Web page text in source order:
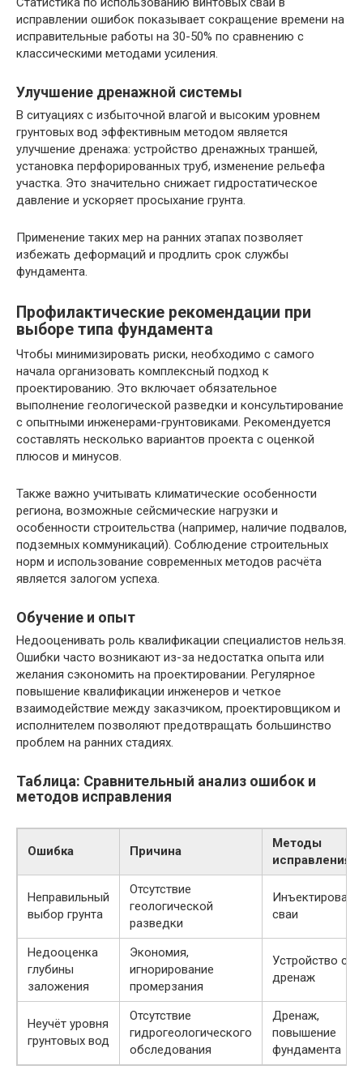
исправлении ошибок показывает сокращение времени на
исправительные работы на 30-50% по сравнению с
классическими методами усиления.
Улучшение дренажной системы
В ситуациях с избыточной влагой и высоким уровнем
грунтовых вод эффективным методом является
улучшение дренажа: устройство дренажных траншей,
установка перфорированных труб, изменение рельефа
участка. Это значительно снижает гидростатическое
давление и ускоряет просыхание грунта.
Применение таких мер на ранних этапах позволяет
избежать деформаций и продлить срок службы
фундамента.
Профилактические рекомендации при
выборе типа фундамента
Чтобы минимизировать риски, необходимо с самого
начала организовать комплексный подход к
проектированию. Это включает обязательное
выполнение геологической разведки и консультирование
с опытными инженерами-грунтовиками. Рекомендуется
составлять несколько вариантов проекта с оценкой
плюсов и минусов.
Также важно учитывать климатические особенности
региона, возможные сейсмические нагрузки и
особенности строительства (например, наличие подвалов,
подземных коммуникаций). Соблюдение строительных
норм и использование современных методов расчёта
является залогом успеха.
Обучение и опыт
Недооценивать роль квалификации специалистов нельзя.
Ошибки часто возникают из-за недостатка опыта или
желания сэкономить на проектировании. Регулярное
повышение квалификации инженеров и четкое
взаимодействие между заказчиком, проектировщиком и
исполнителем позволяют предотвращать большинство
проблем на ранних стадиях.
Таблица: Сравнительный анализ ошибок и
методов исправления
Ошибка Причина
Методы
исправления
Неправильный
выбор грунта
Отсутствие
геологической
разведки
сваи
Недооценка
глубины
заложения
Экономия,
игнорирование
промерзания
Устройство
дренаж
Неучёт уровня
грунтовых вод
Отсутствие
гидрогеологического
обследования
Дренаж,
повышение
фундамента